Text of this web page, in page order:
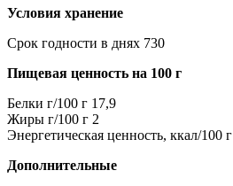
Условия хранение
Срок годности в днях 730
Пищевая ценность на 100 г
Белки г/100 г 17,9
Жиры г/100 г 2
Энергетическая ценность, ккал/100 г
Дополнительные